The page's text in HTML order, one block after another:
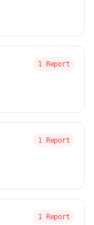
1 Report
1 Report
1 Report